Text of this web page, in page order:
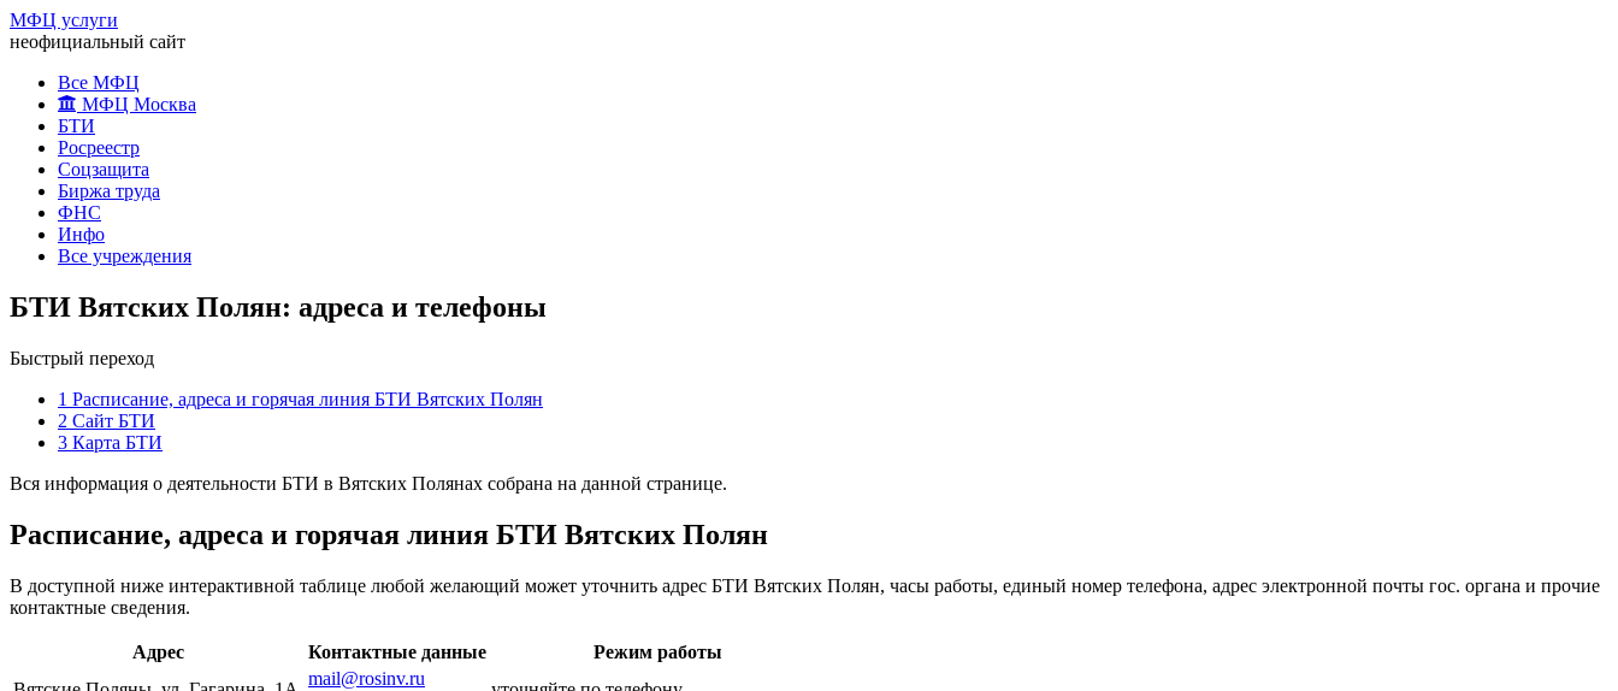
МФЦ услуги
неофициальный сайт
Все МФЦ
МФЦ Москва
БТИ
Росреестр
Соцзащита
Биржа труда
ФНС
Инфо
Все учреждения
БТИ Вятских Полян: адреса и телефоны
Быстрый переход
1 Расписание, адреса и горячая линия БТИ Вятских Полян
2 Сайт БТИ
3 Карта БТИ
Вся информация о деятельности БТИ в Вятских Полянах собрана на данной странице.
Расписание, адреса и горячая линия БТИ Вятских Полян
В доступной ниже интерактивной таблице любой желающий может уточнить адрес БТИ Вятских Полян, часы работы, единый номер телефона, адрес электронной почты гос. органа и прочие
контактные сведения.
Адрес Контактные данные
Режим работы
mail@rosinv.ru